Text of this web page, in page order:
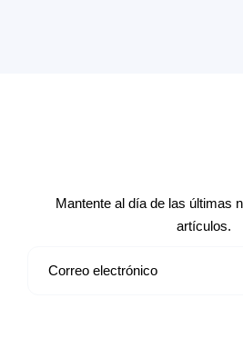
Mantente al día de las últimas
artículos.